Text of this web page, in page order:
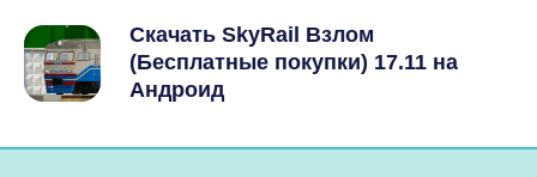
Скачать SkyRail Взлом
(Бесплатные покупки) 17.11 на
Андроид